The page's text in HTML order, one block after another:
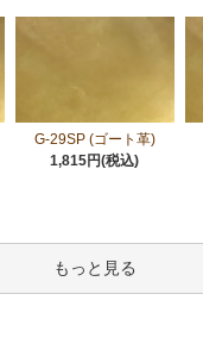
G-29SP (ゴート革)
1,815円(税込)
もっと見る